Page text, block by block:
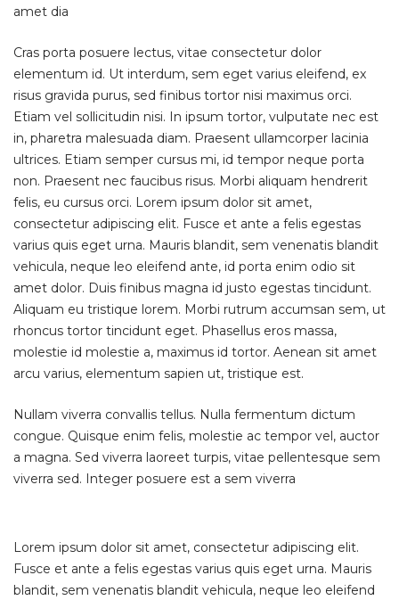
amet dia
Cras porta posuere lectus, vitae consectetur dolor
elementum id. Ut interdum, sem eget varius eleifend, ex
risus gravida purus, sed finibus tortor nisi maximus orci.
Etiam vel sollicitudin nisi. In ipsum tortor, vulputate nec est
in, pharetra malesuada diam. Praesent ullamcorper lacinia
ultrices. Etiam semper cursus mi, id tempor neque porta
non. Praesent nec faucibus risus. Morbi aliquam hendrerit
felis, eu cursus orci. Lorem ipsum dolor sit amet,
consectetur adipiscing elit. Fusce et ante a felis egestas
varius quis eget urna. Mauris blandit, sem venenatis blandit
vehicula, neque leo eleifend ante, id porta enim odio sit
amet dolor. Duis finibus magna id justo egestas tincidunt.
Aliquam eu tristique lorem. Morbi rutrum accumsan sem, ut
rhoncus tortor tincidunt eget. Phasellus eros massa,
molestie id molestie a, maximus id tortor. Aenean sit amet
arcu varius, elementum sapien ut, tristique est.
Nullam viverra convallis tellus. Nulla fermentum dictum
congue. Quisque enim felis, molestie ac tempor vel, auctor
a magna. Sed viverra laoreet turpis, vitae pellentesque sem
viverra sed. Integer posuere est a sem viverra
Lorem ipsum dolor sit amet, consectetur adipiscing elit.
Fusce et ante a felis egestas varius quis eget urna. Mauris
blandit, sem venenatis blandit vehicula, neque leo eleifend